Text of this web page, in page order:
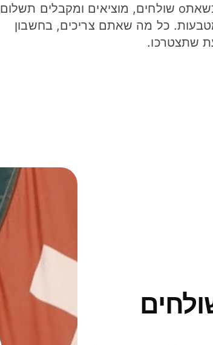
חסכו כסף כשאתo שולחים, מוציאים ומקבלים תשלום
40 מטבעות. כל מה שאתם צריכים, בחשבון
שתצטרכו.